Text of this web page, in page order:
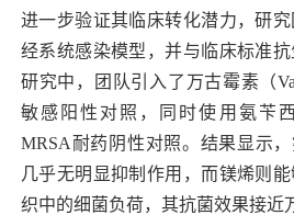
进一步验证其临床转化潜力，研
经系统感染模型，并与临床标准抗
研究中，团队引入了万古霉素（
敏感阳性对照，同时使用氨苄
MRSA 耐药阴性对照。结果显示
几乎无明显抑制作用，而镁烯则
织中的细菌负荷，其抗菌效果接近